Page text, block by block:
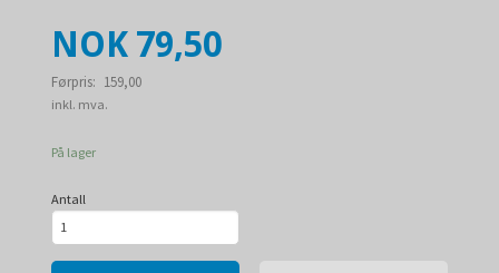
Tilbud
NOK 79,50
Førpris: 159,00
Rabatt
inkl. mva.
På lager
Antall